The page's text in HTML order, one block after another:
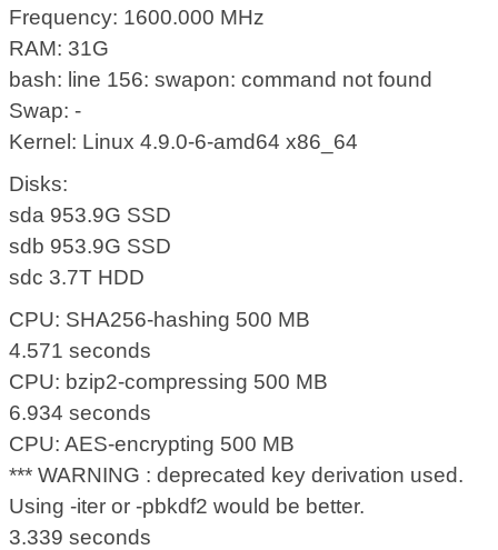
Frequency: 1600.000 MHz
RAM: 31G
bash: line 156: swapon: command not found
Swap: -
Kernel: Linux 4.9.0-6-amd64 x86_64
Disks:
sda 953.9G SSD
sdb 953.9G SSD
sdc 3.7T HDD
CPU: SHA256-hashing 500 MB
4.571 seconds
CPU: bzip2-compressing 500 MB
6.934 seconds
CPU: AES-encrypting 500 MB
*** WARNING : deprecated key derivation used.
Using -iter or -pbkdf2 would be better.
3.339 seconds